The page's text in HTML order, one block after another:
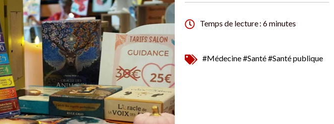
Temps de lecture : 6 minutes
#Médecine#Santé#Santé publique